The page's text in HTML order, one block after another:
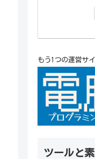
もう1つの運営サ
ツールと